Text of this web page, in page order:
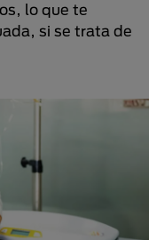
lo que te
si se trata de